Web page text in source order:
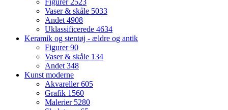
Figurer 2523
Vaser & skåle 5033
Andet 4908
Uklassificerede 4634
Keramik og stentøj - ældre og antik
Figurer90
Vaser & skåle 134
Andet 348
Kunst moderne
Akvareller605
Grafik 1560
Malerier 5280